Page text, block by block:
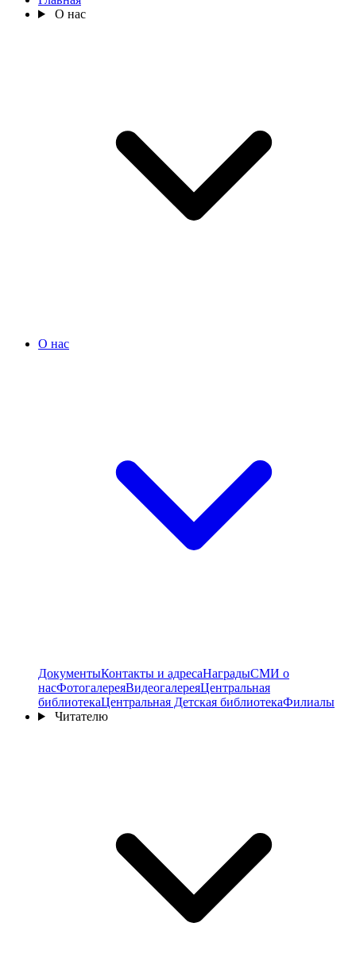
О нас
О нас
ДокументыКонтакты и адресаНаградыСМИ о
насФотогалереяВидеогалереяЦентральная
библиотекаЦентральная Детская библиотекаФилиалы
Читателю